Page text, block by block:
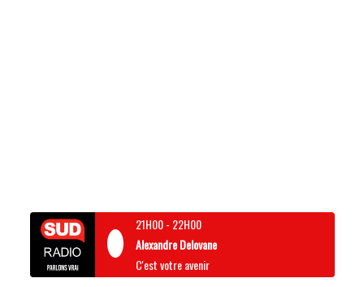
21H00- 22H00
Alexandre Delovane
C'est votre avenir